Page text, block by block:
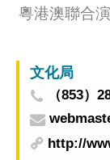
粵港澳聯合
文化局
（853）
http://